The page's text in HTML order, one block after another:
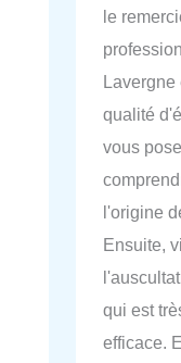
le
Lavergne
qualité
vous
l'origine
Ensuite,
qui est
efficace.